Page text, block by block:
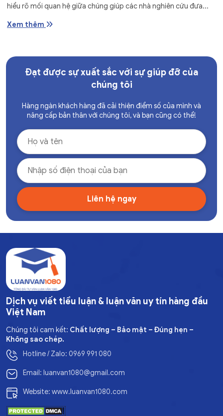
hiểu rõ mối quan hệ giữa chúng giúp các nhà nghiên cứu đưa...
Xem thêm
Đạt được sự xuất sắc với sự giúp đỡ của
chúng tôi
Hàng ngàn khách hàng đã cải thiện điểm số của mình và
nâng cấp bản thân với chúng tôi, và bạn cũng có thể!
Dịch vụ viết tiểu luận & luận văn uy tín hàng đầu
Việt Nam
Chúng tôi cam kết: Chất lượng – Bảo mật – Đúng hẹn –
Không sao chép.
Hotline / Zalo: 0969 991 080
Email: luanvan1080@gmail.com
Website: www.luanvan1080.com